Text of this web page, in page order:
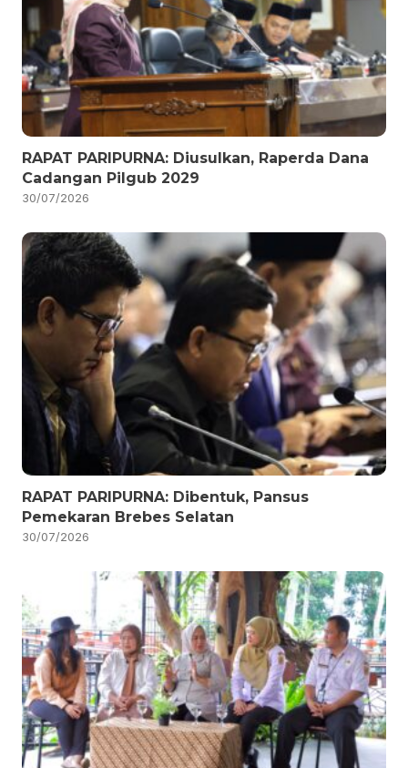
RAPAT PARIPURNA: Diusulkan, Raperda Dana
Cadangan Pilgub 2029
30/07/2026
RAPAT PARIPURNA: Dibentuk, Pansus
Pemekaran Brebes Selatan
30/07/2026